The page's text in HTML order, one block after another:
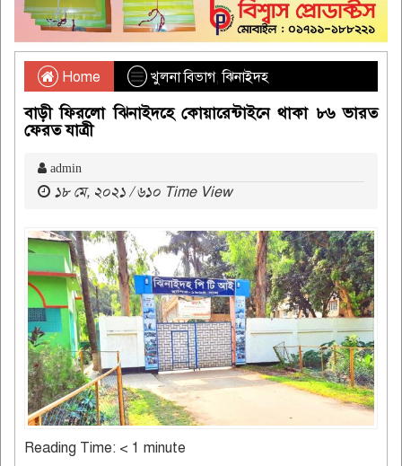
Home খুলনা বিভাগ,ঝিনাইদহ
বাড়ী ফিরলো ঝিনাইদহে কোয়ারেন্টাইনে থাকা ৮৬ ভারত
ফেরত যাত্রী
admin
১৮ মে, ২০২১ / ৬১০ Time View
Reading Time: < 1 minute